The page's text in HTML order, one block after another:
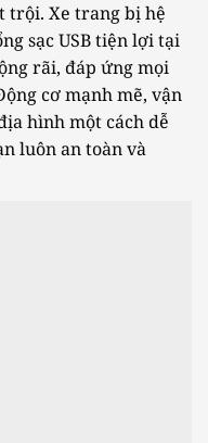
trội. Xe trang bị hệ
sạc USB tiện lợi tại
rãi, đáp ứng mọi
cơ mạnh mẽ, vận
hình một cách dễ
luôn an toàn và